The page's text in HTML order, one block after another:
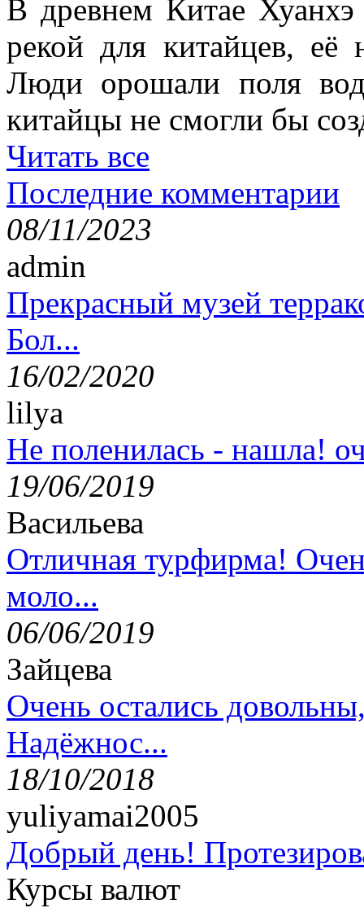
В древнем Китае
рекой для китайцев, её
Люди орошали поля
китайцы не смогли бы
Читать все
Последние комментарии
08/11/2023
admin
Прекрасный музей
Бол...
16/02/2020
lilya
Не поленилась - нашла!
19/06/2019
Васильева
Отличная турфирма!
моло...
06/06/2019
Зайцева
Очень остались
Надёжнос...
18/10/2018
yuliyamai2005
Добрый день!
Курсы валют